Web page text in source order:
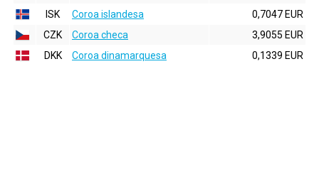
ISK
Coroa islandesa
0,7047 EUR
CZK
Coroa checa
3,9055 EUR
DKK
Coroa dinamarquesa 0,1339 EUR